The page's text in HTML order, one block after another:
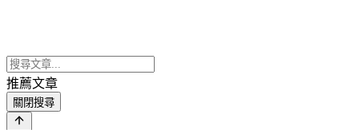
推薦文章
關閉搜尋